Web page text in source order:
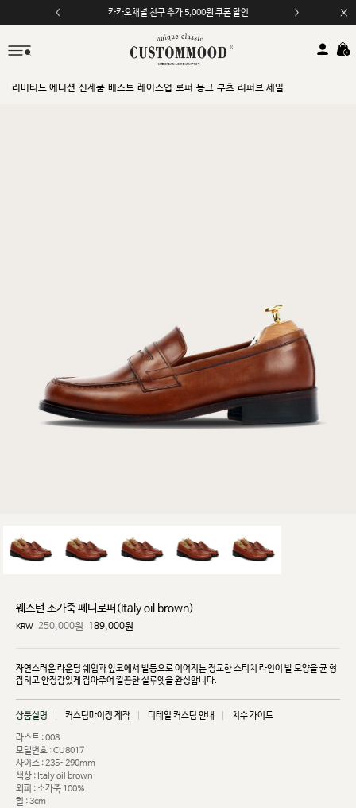
카카오채널 친구 추가 5,000원 쿠폰 할인
모바일 앱 자동 2,000원 할인
리미티드 에디션 신제품 베스트 레이스업 로퍼 몽크 부츠 리퍼브 세일
웨스턴 소가죽 페니로퍼(Italy oil brown)
KRW 250,000원 189,000원
자연스러운 라운딩 쉐입과 앞코에서 발등으로 이어지는 정교한 스티치 라인이 발 모양을 균형
잡히고안정감있게 잡아주어 깔끔한 실루엣을 완성합니다.
상품설명 커스텀마이징 제작 디테일 커스텀 안내 치수 가이드
라스트 : 008
모델번호 : CU8017
사이즈 : 235~290mm
색상 : Italy oil brown
외피 : 소가죽 100%
힐 : 3cm